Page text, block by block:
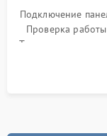
Подключение
Проверка
Тестирование